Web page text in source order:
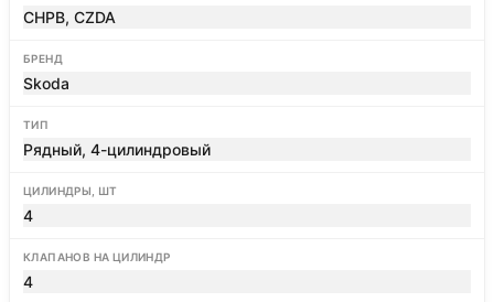
CHPB, CZDA
БРЕНД
Skoda
ТИП
Рядный, 4-цилиндровый
ЦИЛИНДРЫ, ШТ
4
КЛАПАНОВ НА ЦИЛИНДР
4